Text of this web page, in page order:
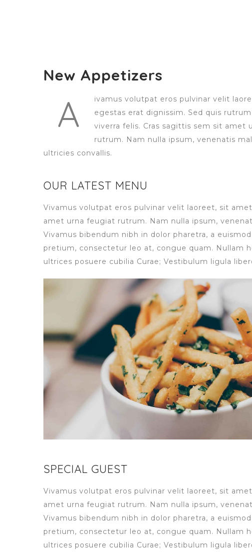
New Appetizers
A
ivamus volutpat eros pulvinar velit
egestas erat dignissim. Sed quis
viverra felis. Cras sagittis sem sit amet
rutrum. Nam nulla ipsum, venenatis
ultricies convallis.
OUR LATEST MENU
Vivamus volutpat eros pulvinar velit laoreet, sit
amet urna feugiat rutrum. Nam nulla ipsum,
Vivamus bibendum nibh in dolor pharetra, a
pretium, consectetur leo at, congue quam. Nullam
ultrices posuere cubilia Curae; Vestibulum ligula
SPECIAL GUEST
Vivamus volutpat eros pulvinar velit laoreet, sit
amet urna feugiat rutrum. Nam nulla ipsum,
Vivamus bibendum nibh in dolor pharetra, a
pretium, consectetur leo at, congue quam. Nullam
ultrices posuere cubilia Curae; Vestibulum ligula